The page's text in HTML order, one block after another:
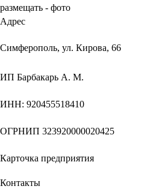
Адрес
Симферополь, ул. Кирова, 66
ИП Барбакарь А. М.
ИНН: 920455518410
ОГРНИП 323920000020425
Карточка предприятия
Контакты